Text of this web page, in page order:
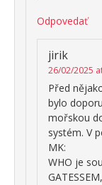
Odpovedať
jirik
26/02/2025
Před
bylo
mořskou
systém. V
MK:
WHO je